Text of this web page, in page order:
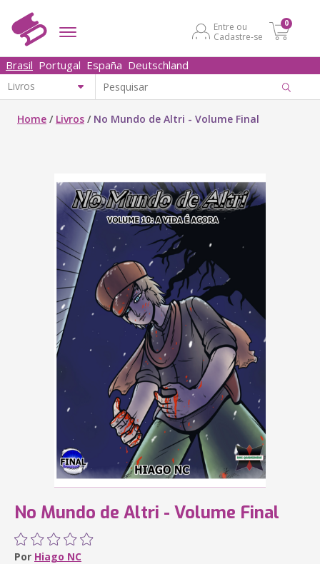
Entre ou
Cadastre-se
0
Brasil Portugal España Deutschland
Home / Livros / No Mundo de Altri - Volume Final
No Mundo de Altri - Volume Final
Por Hiago NC